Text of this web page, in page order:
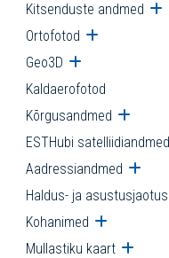
Kitsenduste andmed
Ortofotod Ava
Geo3D Ava
Kaldaerofotod
Kõrgusandmed Ava
ESTHubi satelliidiandmed
Aadressiandmed Ava
Haldus- ja asustusjaotus
Kohanimed Ava
Mullastiku kaart Ava